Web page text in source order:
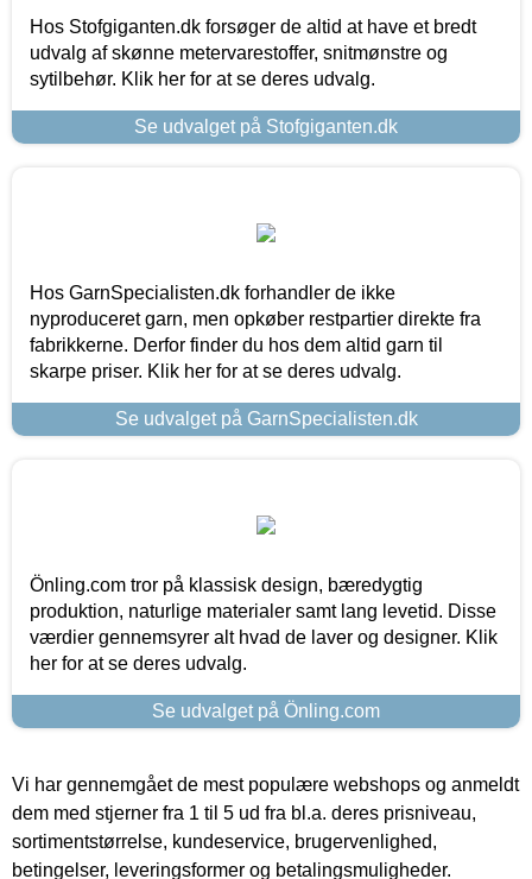
Hos Stofgiganten.dk forsøger de altid at have et bredt
udvalg af skønne metervarestoffer, snitmønstre og
sytilbehør. Klik her for at se deres udvalg.
Se udvalget på Stofgiganten.dk
Hos GarnSpecialisten.dk forhandler de ikke
nyproduceret garn, men opkøber restpartier direkte fra
fabrikkerne. Derfor finder du hos dem altid garn til
skarpe priser. Klik her for at se deres udvalg.
Se udvalget på GarnSpecialisten.dk
Önling.com tror på klassisk design, bæredygtig
produktion, naturlige materialer samt lang levetid. Disse
værdier gennemsyrer alt hvad de laver og designer. Klik
her for at se deres udvalg.
Se udvalget på Önling.com
Vi har gennemgået de mest populære webshops og anmeldt
dem med stjerner fra 1 til 5 ud fra bl.a. deres prisniveau,
sortimentstørrelse, kundeservice, brugervenlighed,
betingelser, leveringsformer og betalingsmuligheder.